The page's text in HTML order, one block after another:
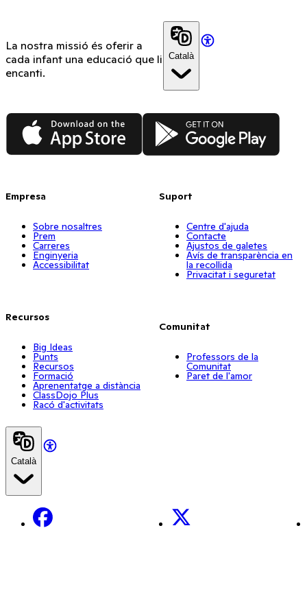
La nostra missió és oferir a
cada infant una educació que li
encanti.
Català
App Store Google Play
Empresa
Sobre nosaltres
Prem
Carreres
Enginyeria
Accessibilitat
Recursos
Big Ideas
Punts
Recursos
Formació
Aprenentatge a distància
ClassDojo Plus
Racó d'activitats
Suport
Centre d'ajuda
Contacte
Ajustos de galetes
Avís de transparència en
la recollida
Privacitat i seguretat
Comunitat
Professors de la
Comunitat
Paret de l'amor
Català
Facebook X